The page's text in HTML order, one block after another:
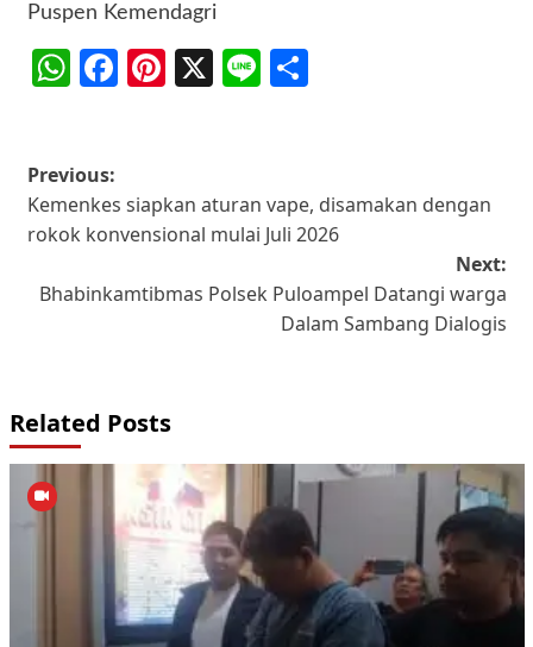
Puspen Kemendagri
WhatsApp
Facebook
Pinterest
X Line
Post
navigation
Previous:
Kemenkes siapkan aturan vape, disamakan dengan
rokok konvensional mulai Juli 2026
Next:
Bhabinkamtibmas Polsek Puloampel Datangi warga
Dalam Sambang Dialogis
Related Posts